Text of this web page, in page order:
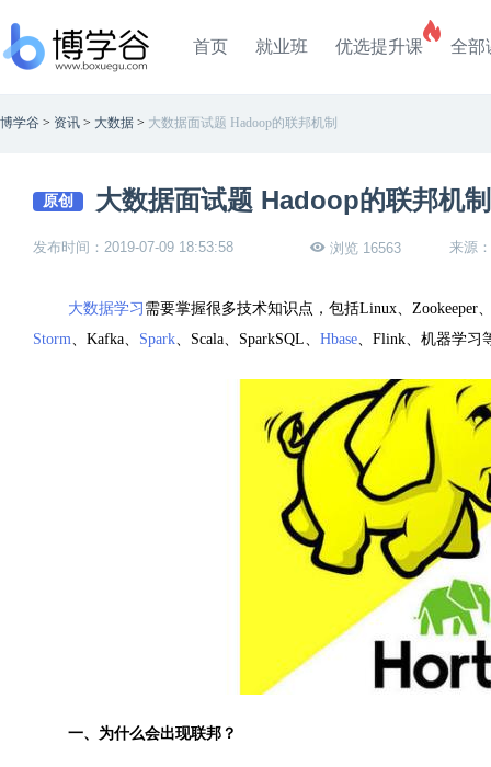
首页 就业班 优选提升课 全部
博学谷 > 资讯 > 大数据 > 大数据面试题 Hadoop的联邦机制
原创 大数据面试题 Hadoop的联邦机制
发布时间：2019-07-09 18:53:58 浏览 16563 来源
大数据学习 需要掌握很多技术知识点，包括Linux、Zookeeper
Storm、Kafka、 Spark、Scala、SparkSQL、 Hbase、Flink、机器学习
一、为什么会出现联邦？